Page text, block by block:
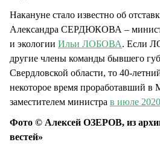
Накануне стало известно об
Александра СЕРДЮКОВА –
и экологии Ильи ЛОБОВА. Если
другие члены команды бывшего
Свердловской области, то 40-
некоторое время проработавший в
заместителем министра в июле
Фото © Алексей ОЗЕРОВ, из
вестей»